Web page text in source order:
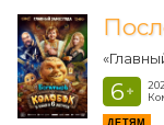
6 +
ДЕТЯМ